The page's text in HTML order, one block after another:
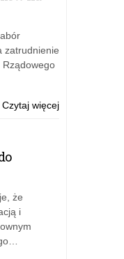
zatrudnienie
Czytaj więcejo:
że
i